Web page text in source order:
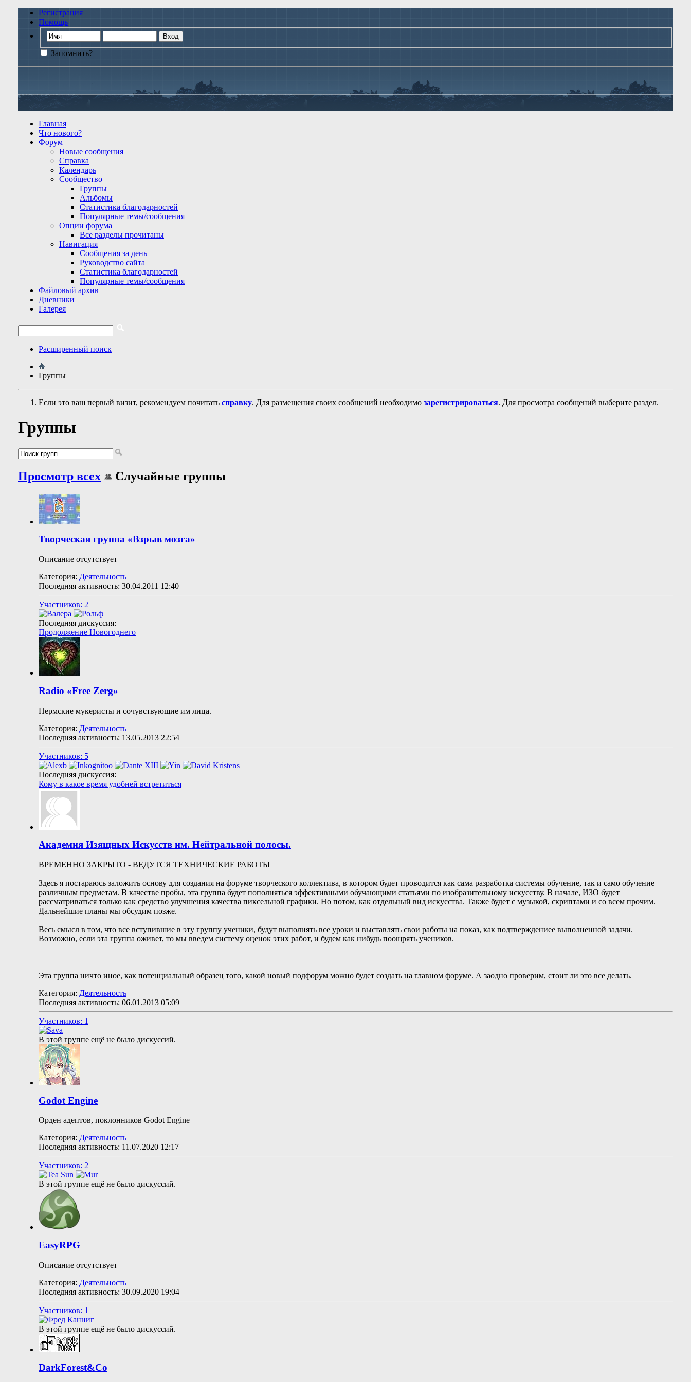
Регистрация
Помощь
Запомнить?
Главная
Что нового?
Форум
Новые сообщения
Справка
Календарь
Сообщество
Группы
Альбомы
Статистика благодарностей
Популярные темы/сообщения
Опции форума
Все разделы прочитаны
Навигация
Сообщения за день
Руководство сайта
Статистика благодарностей
Популярные темы/сообщения
Файловый архив
Дневники
Галерея
Расширенный поиск
Группы
Если это ваш первый визит, рекомендуем почитать справку. Для размещения своих сообщений необходимо зарегистрироваться. Для просмотра сообщений выберите раздел.
Группы
Просмотр всех Случайные группы
Творческая группа «Взрыв мозга»
Описание отсутствует
Категория: Деятельность
Последняя активность: 30.04.2011 12:40
Участников: 2
Последняя дискуссия:
Продолжение Новогоднего
Radio «Free Zerg»
Пермские мукеристы и сочувствующие им лица.
Категория: Деятельность
Последняя активность: 13.05.2013 22:54
Участников: 5
Последняя дискуссия:
Кому в какое время удобней встретиться
Академия Изящных Искусств им. Нейтральной полосы.
ВРЕМЕННО ЗАКРЫТО - ВЕДУТСЯ ТЕХНИЧЕСКИЕ РАБОТЫ
Здесь я постараюсь заложить основу для создания на форуме творческого коллектива, в котором будет проводится как сама разработка системы обучение, так и само обучение
различным предметам. B качестве пробы, эта группа будет пополняться эффективными обучающими статьями по изобразительному искусству. В нaчале, ИЗО будет
рассматриваться только как средство улучшения качества пиксельной графики. Но потом, как отдельный вид искусства. Также будет с музыкой, скриптами и со всем прочим.
Дальнейшие планы мы обсудим позже.
Весь смысл в том, что все вступившие в эту группу ученики, будут выполнять все уроки и выставлять свои работы на показ, как подтверждениеe выполненной задачи.
Возможно, если эта группа оживет, то мы введем систему оценок этих работ, и будем как нибудь поощрять учеников.
Эта группа ничто иное, как потенциальный образец того, какой новый подфорум можно будет создать на главном форуме. А заодно проверим, стоит ли это все делать.
Категория: Деятельность
Последняя активность: 06.01.2013 05:09
Участников: 1
В этой группе ещё не было дискуссий.
Godot Engine
Орден адептов, поклонников Godot Engine
Категория: Деятельность
Последняя активность: 11.07.2020 12:17
Участников: 2
В этой группе ещё не было дискуссий.
EasyRPG
Описание отсутствует
Категория: Деятельность
Последняя активность: 30.09.2020 19:04
Участников: 1
В этой группе ещё не было дискуссий.
DarkForest&Co